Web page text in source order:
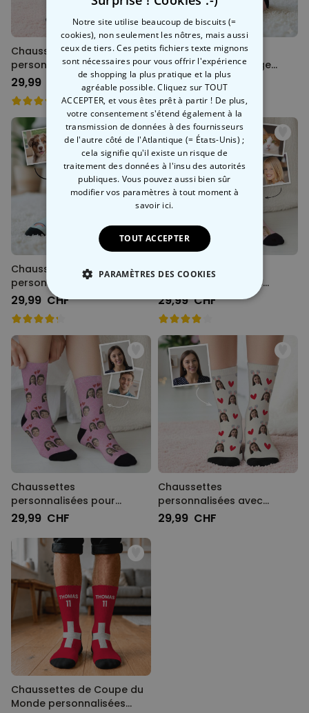
Chaussettes
personnalisées pour
maman ou papa
29,99 CHF
Chaussettes
personnalisées visage
différents designs
29,99 CHF
Chaussettes
personnalisées avec
visage style cartoon
29,99 CHF
Chaussettes
personnalisées avec
animal de compagnie et
visage
29,99 CHF
Chaussettes
personnalisées pour
couple
29,99 CHF
Chaussettes
personnalisées avec
visage et oreilles de lapin
29,99 CHF
Chaussettes de Coupe du
Monde personnalisées
Notre site utilise beaucoup de biscuits (=
cookies), non seulement les nôtres, mais aussi
ceux de tiers. Ces petits fichiers texte mignons
sont nécessaires pour vous offrir l'expérience
de shopping la plus pratique et la plus
agréable possible. Cliquez sur TOUT
ACCEPTER, et vous êtes prêt à partir ! De plus,
votre consentement s'étend également à la
transmission de données à des fournisseurs
de l'autre côté de l'Atlantique (= États-Unis) ;
cela signifie qu'il existe un risque de
traitement des données à l'insu des autorités
publiques. Vous pouvez aussi bien sûr
modifier vos paramètres à tout moment à
savoir ici.
TOUT ACCEPTER
PARAMÈTRES DES COOKIES
STRICTEMENT NÉCESSAIRE
PERFORMANCE
COMMERCIALISATION
NON CLASSÉ